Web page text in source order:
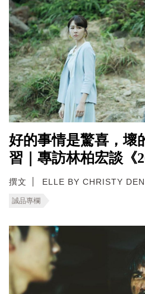
好的事情是驚喜，壞
習｜專訪林柏宏談《
撰文 ELLE BY CHRISTY
誠品專欄